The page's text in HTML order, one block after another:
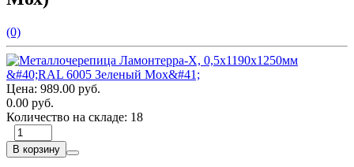
(0)
Цена: 989.00 руб.
0.00 руб.
Количество на складе: 18
В корзину